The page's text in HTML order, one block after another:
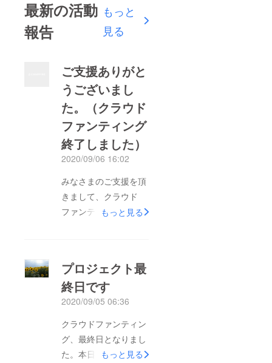
最新の活動
報告
もっと
見る
ご支援ありがと
うございまし
た。（クラウド
ファンティング
終了しました）
2020/09/06 16:02
みなさまのご支援を頂
きまして、クラウド
ファンティグ、成功し
点、多々あったかと思
います。ご容赦願いま
す。また、ご支援いた
だいた皆様のお名前を
日本石材産業協会の
ホームページ内に記載
もっと見る
プロジェクト最
終日です
2020/09/05 06:36
クラウドファンティン
グ、最終日となりまし
た。本日、23時59分
もっと見る